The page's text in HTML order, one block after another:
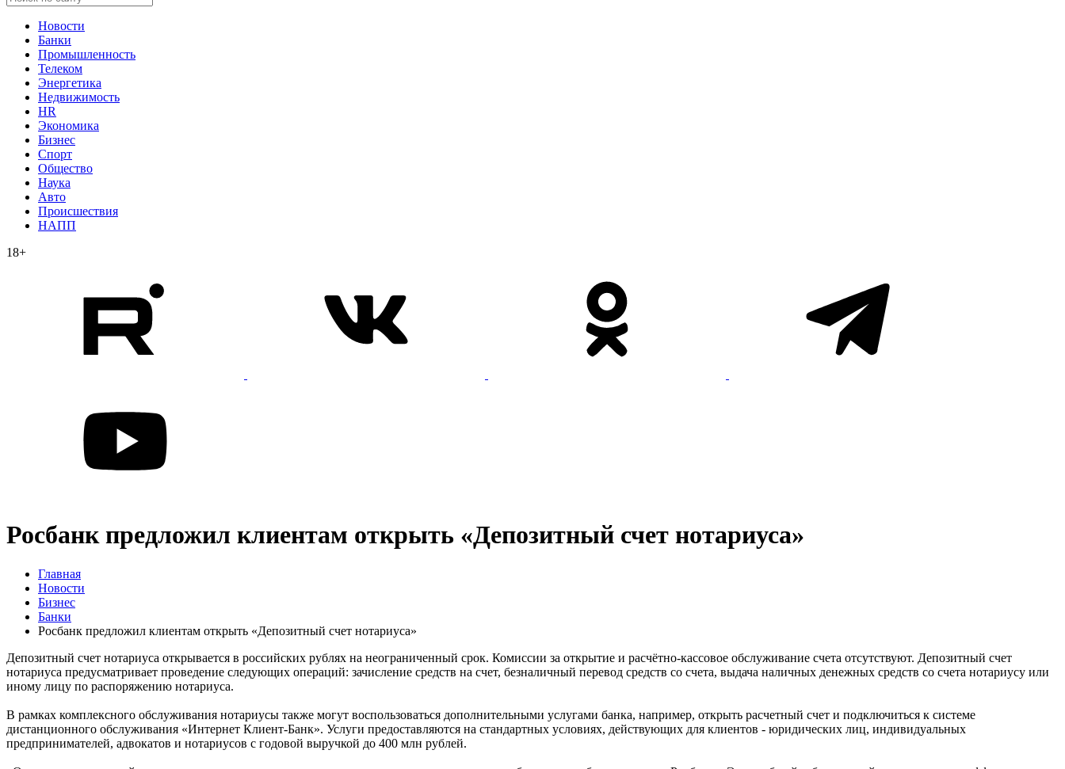
Новости
Банки
Промышленность
Телеком
Энергетика
Недвижимость
HR
Экономика
Бизнес
Спорт
Общество
Наука
Авто
Происшествия
НАПП
18+
Росбанк предложил клиентам открыть «Депозитный счет нотариуса»
Главная
Новости
Бизнес
Банки
Росбанк предложил клиентам открыть «Депозитный счет нотариуса»
Депозитный счет нотариуса открывается в российских рублях на неограниченный срок. Комиссии за открытие и расчётно-кассовое обслуживание счета отсутствуют. Депозитный счет
нотариуса предусматривает проведение следующих операций: зачисление средств на счет, безналичный перевод средств со счета, выдача наличных денежных средств со счета нотариусу или
иному лицу по распоряжению нотариуса.
В рамках комплексного обслуживания нотариусы также могут воспользоваться дополнительными услугами банка, например, открыть расчетный счет и подключиться к системе
дистанционного обслуживания «Интернет Клиент-Банк». Услуги предоставляются на стандартных условиях, действующих для клиентов - юридических лиц, индивидуальных
предпринимателей, адвокатов и нотариусов с годовой выручкой до 400 млн рублей.